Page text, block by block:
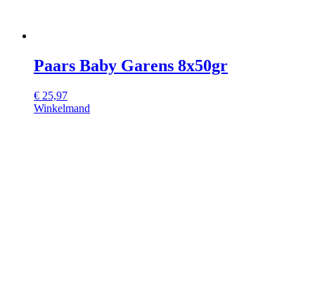
Paars Baby Garens 8x50gr
€ 25,97
Winkelmand